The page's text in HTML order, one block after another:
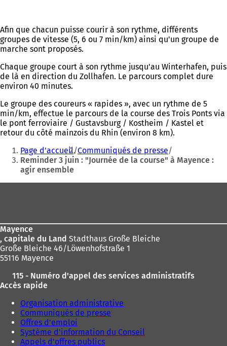
Afin que chacun puisse courir à son rythme, différents
groupes de vitesse (5, 6 ou 7 min/km) ainsi qu'un groupe de
marche sont proposés.
Chaque groupe court à son rythme jusqu'au Winterhafen, puis
de là en direction du Zollhafen. Le parcours complet dure
environ 40 minutes.
Le groupe des coureurs « rapides », avec un rythme de 5
min/km, effectue le parcours de la course des Trois Ponts via
le pont ferroviaire / Gustavsburg / Kostheim / Kastel et
retour du côté mainzois du Rhin (environ 8 km).
Vous
êtes
:
Page d'accueil Communiqués de presse
Reminder 3 juin : "Journée de la course" à Mayence :
agir ensemble
Mayence
, capitale du Land Stadthaus Große Bleiche
Große Bleiche 46/Löwenhofstraße 1
55116 Mayence
115 - Numéro d'appel des services administratifs
Accès rapide
Organisation administrative
Communiqués de presse
Offres d'emploi
Système d'information du Conseil
Appels d'offres publics